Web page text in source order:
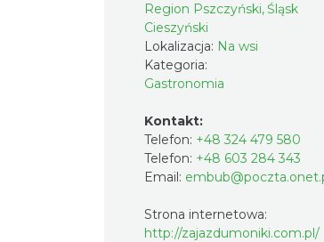
Region Pszczyński, Śląsk
Cieszyński
Lokalizacja: Na wsi
Kategoria:
Gastronomia
Kontakt:
Telefon: +48 324 479 580
Telefon: +48 603 284 343
Email:
Strona internetowa:
http://zajazdumoniki.com.pl/